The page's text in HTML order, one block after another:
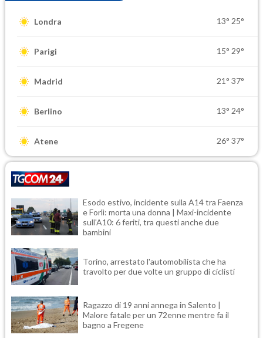
Londra 13° 25°
Parigi 15° 29°
Madrid 21° 37°
Berlino 13° 24°
Atene 26° 37°
Esodo estivo, incidente sulla A14 tra Faenza
e Forlì: morta una donna | Maxi-incidente
sull'A10: 6 feriti, tra questi anche due
bambini
Torino, arrestato l'automobilista che ha
travolto per due volte un gruppo di ciclisti
Ragazzo di 19 anni annega in Salento |
Malore fatale per un 72enne mentre fa il
bagno a Fregene